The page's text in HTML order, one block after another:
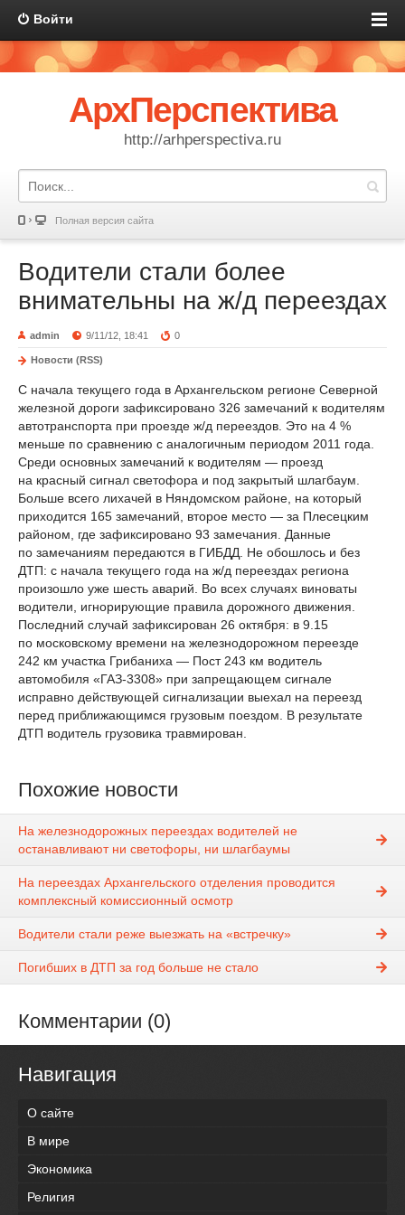
Войти
АрхПерспектива
http://arhperspectiva.ru
Полная версия сайта
Водители стали более
внимательны на ж/д переездах
admin 9/11/12, 18:41 0
Новости (RSS)
С начала текущего года в Архангельском регионе Северной
железной дороги зафиксировано 326 замечаний к водителям
автотранспорта при проезде ж/д переездов. Это на 4 %
меньше по сравнению с аналогичным периодом 2011 года.
Среди основных замечаний к водителям — проезд
на красный сигнал светофора и под закрытый шлагбаум.
Больше всего лихачей в Няндомском районе, на который
приходится 165 замечаний, второе место — за Плесецким
районом, где зафиксировано 93 замечания. Данные
по замечаниям передаются в ГИБДД. Не обошлось и без
ДТП: с начала текущего года на ж/д переездах региона
произошло уже шесть аварий. Во всех случаях виноваты
водители, игнорирующие правила дорожного движения.
Последний случай зафиксирован 26 октября: в 9.15
по московскому времени на железнодорожном переезде
242 км участка Грибаниха — Пост 243 км водитель
автомобиля «ГАЗ-3308» при запрещающем сигнале
исправно действующей сигнализации выехал на переезд
перед приближающимся грузовым поездом. В результате
ДТП водитель грузовика травмирован.
Похожие новости
На железнодорожных переездах водителей не
останавливают ни светофоры, ни шлагбаумы
На переездах Архангельского отделения проводится
комплексный комиссионный осмотр
Водители стали реже выезжать на «встречку»
Погибших в ДТП за год больше не стало
Комментарии (0)
Навигация
О сайте
В мире
Экономика
Религия